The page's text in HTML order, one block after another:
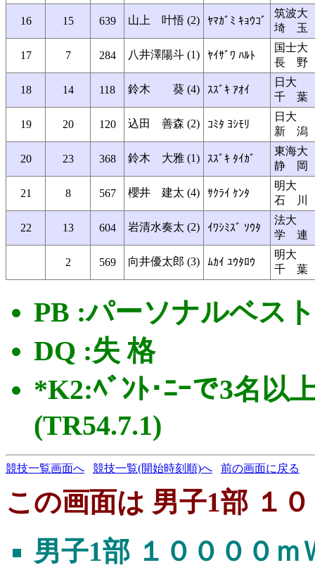
16 15 639 山上 叶悟 (2) ﾔﾏｶﾞﾐ ｷｮｳｺﾞ
筑波大
埼 玉
17 7 284 八井澤陽斗 (1) ﾔｲｻﾞﾜ ﾊﾙﾄ
国士大
長 野
18 14 118 鈴木 葵 (4) ｽｽﾞｷ ｱｵｲ
日大
千 葉
19 20 120 込田 善森 (2) ｺﾐﾀ ﾖｼﾓﾘ
日大
新 潟
20 23 368 鈴木 大雅 (1) ｽｽﾞｷ ﾀｲｶﾞ
東海大
静 岡
21 8 567 櫻井 建太 (4) ｻｸﾗｲ ｹﾝﾀ
明大
石 川
22 13 604 岩清水奏太 (2) ｲﾜｼﾐｽﾞ ｿｳﾀ
法大
学 連
2 569 向井優太郎 (3) ﾑｶｲ ﾕｳﾀﾛｳ
明大
千 葉
PB :パーソナルベスト
DQ :失 格
*K2:ﾍﾞﾝﾄ･ﾆｰで3名以
(TR54.7.1)
競技一覧画面へ 競技一覧(開始時刻順)へ 前の画面に戻る
この画面は 男子1部 １
男子1部 １００００ｍ